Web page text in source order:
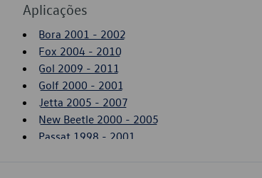
Aplicações
Bora 2001 - 2002
Fox 2004 - 2010
Gol 2009 - 2011
Golf 2000 - 2001
Jetta 2005 - 2007
New Beetle 2000 - 2005
Passat 1998 - 2001